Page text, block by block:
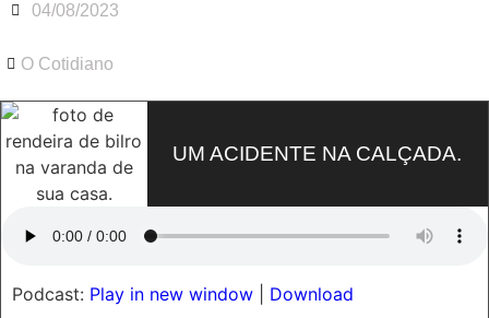
04/08/2023
O Cotidiano
UM ACIDENTE NA CALÇADA.
Podcast: Play in new window
Download